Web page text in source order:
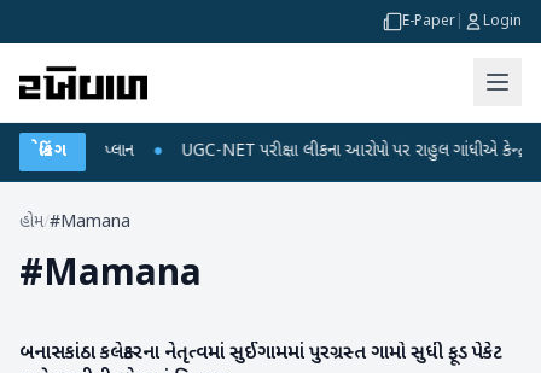
E-Paper Login
બ્રેકિંગ
અને ડેટા પ્લાન ● UGC-NET પરીક્ષા લીકના આરોપો પર રાહુલ ગાંધીએ કેન્દ્ર પર
હોમ/#Mamana
#Mamana
બનાસકાંઠા
બનાસકાંઠા કલેક્ટરના નેતૃત્વમાં સુઈગામમાં પુરગ્રસ્ત ગામો સુધી ફૂડ પેકેટ